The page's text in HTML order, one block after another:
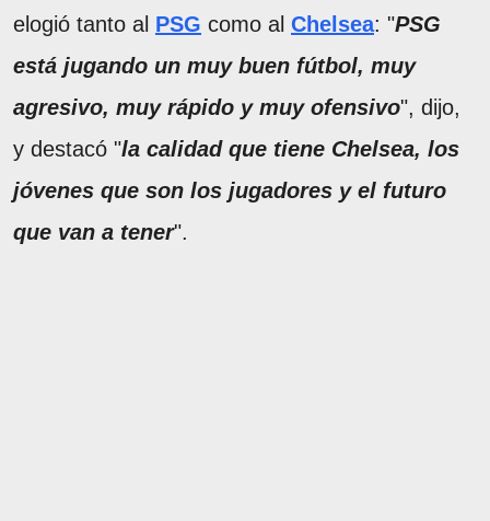
elogió tanto al PSG como al Chelsea: "PSG
está jugando un muy buen fútbol, muy
agresivo, muy rápido y muy ofensivo", dijo,
y destacó "la calidad que tiene Chelsea, los
jóvenes que son los jugadores y el futuro
que van a tener".